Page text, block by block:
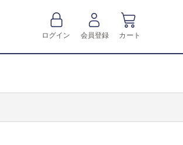
ログイン 会員登録 カート